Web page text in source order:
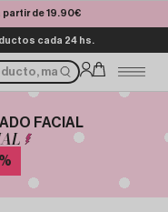
de 19.90€
cada 24 hs.
FACIAL
%